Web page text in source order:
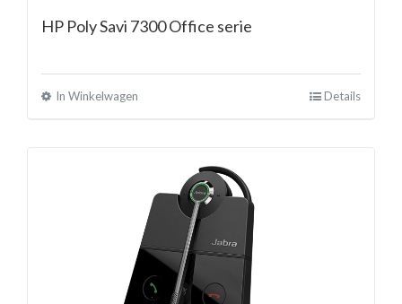
HP Poly Savi 7300 Office serie
In Winkelwagen Details